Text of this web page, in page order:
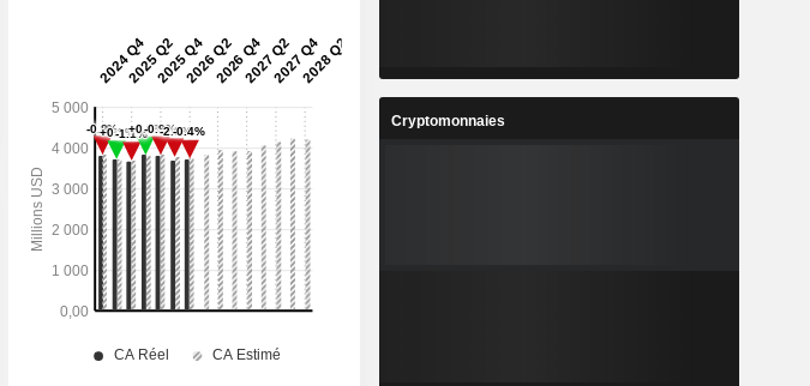
Cryptomonnaies